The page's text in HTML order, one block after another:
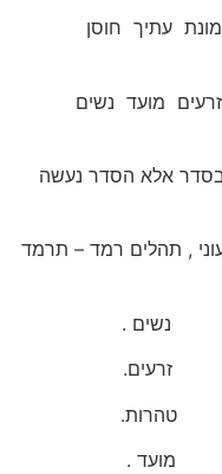
עתיך חוסן
נשים
אלא הסדר נעשה
, תהלים רמד – תרמד
נשים .
מועד .